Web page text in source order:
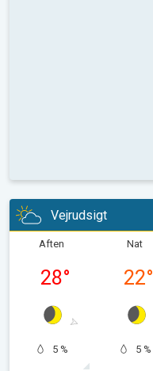
Vejrudsigt
Aften
28°
5 %
Nat
22°
5 %